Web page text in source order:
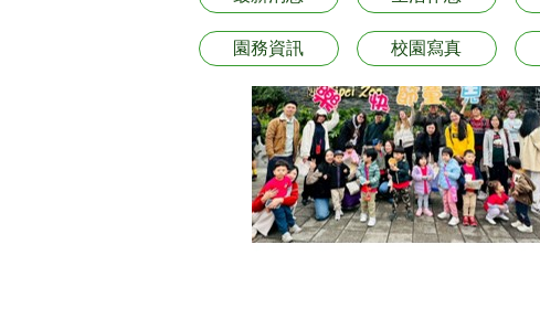
園務資訊 校園寫真